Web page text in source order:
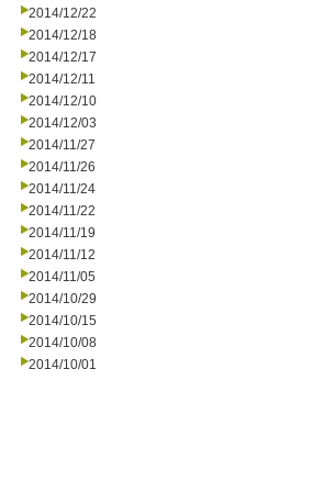
2014/12/22
2014/12/18
2014/12/17
2014/12/11
2014/12/10
2014/12/03
2014/11/27
2014/11/26
2014/11/24
2014/11/22
2014/11/19
2014/11/12
2014/11/05
2014/10/29
2014/10/15
2014/10/08
2014/10/01